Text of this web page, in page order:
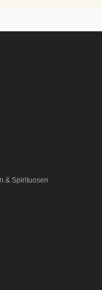
& Spirituosen